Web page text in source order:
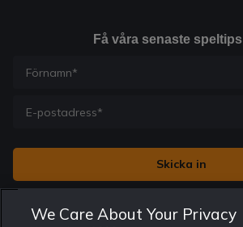
Få våra senaste
Jag vill få nyhetsbrev från Rekatochklart och
och villkor gäller. *
We Care About Your Privacy